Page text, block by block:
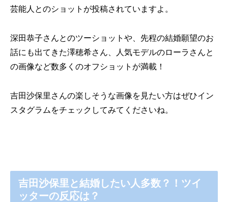
芸能人とのショットが投稿されていますよ。
深田恭子さんとのツーショットや、先程の結婚願望のお
話にも出てきた澤穂希さん、人気モデルのローラさんと
の画像など数多くのオフショットが満載！
吉田沙保里さんの楽しそうな画像を見たい方はぜひイン
スタグラムをチェックしてみてくださいね。
吉田沙保里と結婚したい人多数？！ツイ
ッターの反応は？